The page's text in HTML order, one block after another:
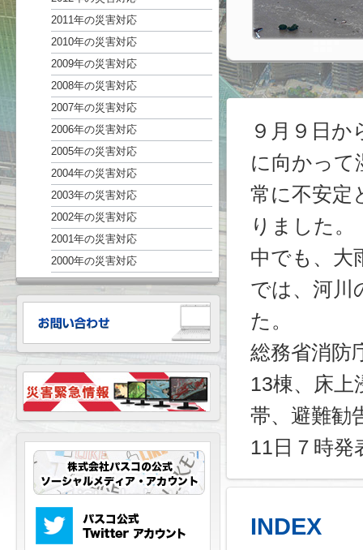
2011年の災害対応
2010年の災害対応
2009年の災害対応
2008年の災害対応
2007年の災害対応
2006年の災害対応
2005年の災害対応
2004年の災害対応
2003年の災害対応
2002年の災害対応
2001年の災害対応
2000年の災害対応
９月９日
に向かって
常に不安定
りました。
中でも、大
では、河川
た。
総務省消防
13棟、床上
帯、避難勧
11日７時発
INDEX